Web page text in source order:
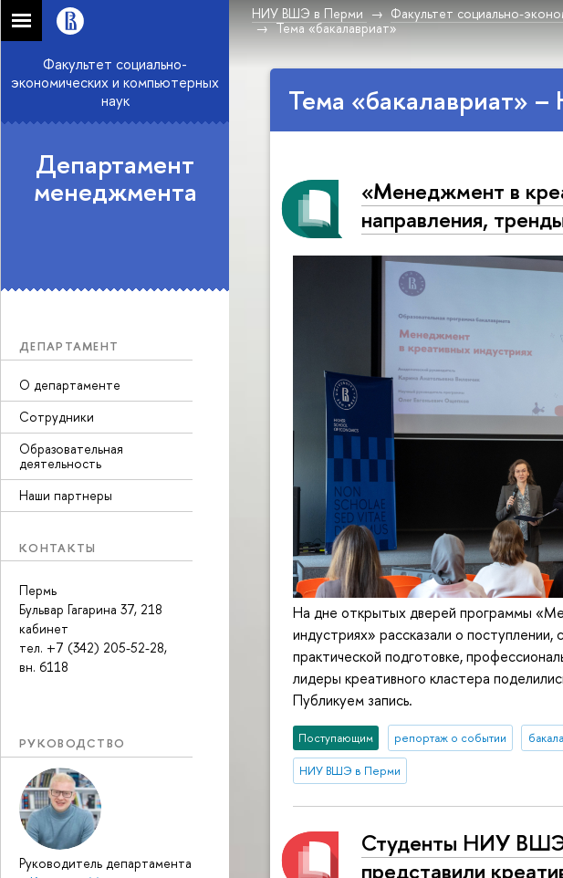
НИУ ВШЭ в Перми Факультет социально-
Тема «бакалавриат»
Факультет социально-
экономических и компьютерных
наук
Департамент
менеджмента
ДЕПАРТАМЕНТ
О департаменте
Сотрудники
Образовательная
деятельность
Наши партнеры
КОНТАКТЫ
Пермь
Бульвар Гагарина 37, 218
кабинет
тел. +7 (342) 205-52-28,
вн. 6118
РУКОВОДСТВО
Руководитель департамента
Тема «бакалавриат» –
«Менеджмент в
направления,
На дне открытых дверей программы
индустриях» рассказали о поступлении,
практической подготовке,
лидеры креативного кластера
Публикуем запись.
Поступающим репортаж о событии
НИУ ВШЭ в Перми
Студенты НИУ
представили